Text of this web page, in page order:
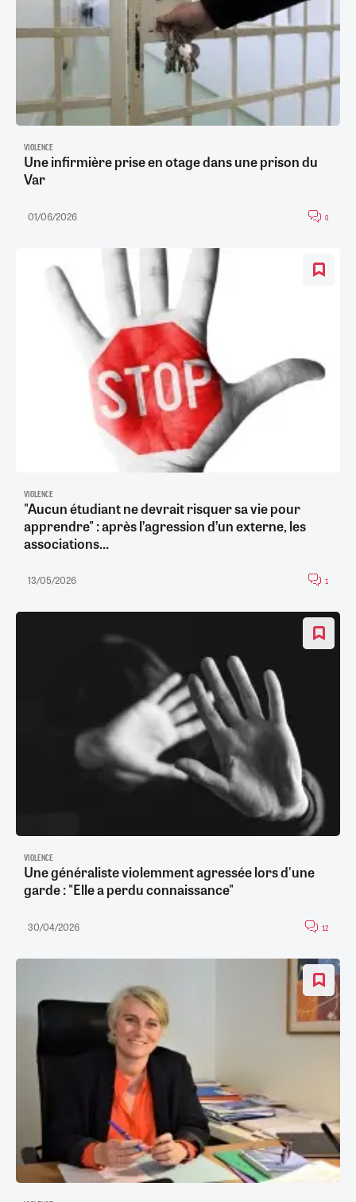
VIOLENCE
Une infirmière prise en otage dans une prison du
Var
01/06/2026 0
VIOLENCE
"Aucun étudiant ne devrait risquer sa vie pour
apprendre" : après l’agression d’un externe, les
associations...
13/05/2026 1
VIOLENCE
Une généraliste violemment agressée lors d'une
garde : "Elle a perdu connaissance"
30/04/2026 12